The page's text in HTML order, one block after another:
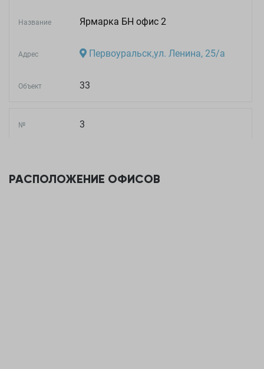
Название Ярмарка БН офис 2
Адрес Первоуральск,ул. Ленина, 25/а
Объект 33
№ 3
РАСПОЛОЖЕНИЕ ОФИСОВ